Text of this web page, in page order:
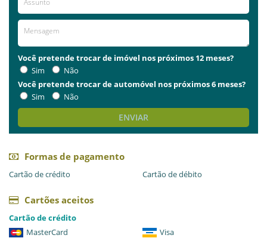
Você pretende trocar de imóvel nos próximos 12 meses?
Sim
Não
Você pretende trocar de automóvel nos próximos 6 meses?
Sim
Não
ENVIAR
Formas de pagamento
Cartão de crédito Cartão de débito
Cartões aceitos
Cartão de crédito
MasterCard
Visa